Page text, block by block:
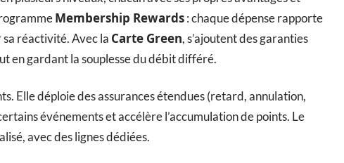
Membership Rewards: chaque dépense rapporte
réactivité. Avec la Carte Green, s’ajoutent des garanties
en gardant la souplesse du débit différé.
Elle déploie des assurances étendues (retard, annulation,
événements et accélère l’accumulation de points. Le
avec des lignes dédiées.